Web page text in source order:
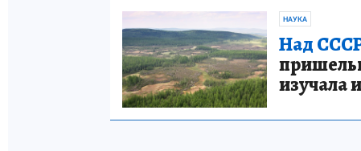
НАУКА
Над
изучала